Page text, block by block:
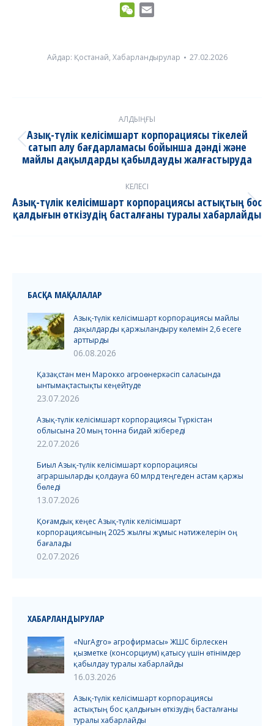
WeChat
Айдар: Қостанай, Хабарландырулар 27.02.2026
navigation
АЛДЫҢҒЫ
Previous
post:
Азық-түлік келісімшарт корпорациясы тікелей
сатып алу бағдарламасы бойынша дәнді және
майлы дақылдарды қабылдауды жалғастыруда
КЕЛЕСІ
Next
post:
Азық-түлік келісімшарт корпорациясы астықтың бос
қалдығын өткізудің басталғаны туралы хабарлайды
БАСҚА МАҚАЛАЛАР
Азық-түлік келісімшарт корпорациясы майлы
дақылдарды қаржыландыру көлемін 2,6 есеге
арттырды
06.08.2026
Қазақстан мен Марокко агроөнеркәсіп саласында
ынтымақтастықты кеңейтуде
23.07.2026
Азық-түлік келісімшарт корпорациясы Түркістан
облысына 20 мың тонна бидай жібереді
22.07.2026
Биыл Азық-түлік келісімшарт корпорациясы
аграршыларды қолдауға 60 млрд теңгеден астам қаржы
бөледі
13.07.2026
Қоғамдық кеңес Азық-түлік келісімшарт
корпорациясының 2025 жылғы жұмыс нәтижелерін оң
бағалады
02.07.2026
ХАБАРЛАНДЫРУЛАР
«NurAgro» агрофирмасы» ЖШС бірлескен
қызметке (консорциум) қатысу үшін өтінімдер
қабылдау туралы хабарлайды
16.03.2026
Азық-түлік келісімшарт корпорациясы
астықтың бос қалдығын өткізудің басталғаны
туралы хабарлайды